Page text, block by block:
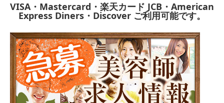
VISA・Mastercard・楽天カード JCB・American
Express Diners・Discover ご利用可能です。